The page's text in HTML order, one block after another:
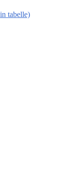
tabelle)